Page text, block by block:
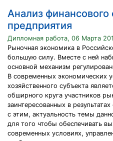
Анализ финансового
предприятия
Дипломная работа, 06 Марта
Рыночная экономика в
большую силу. Вместе с ней
основной механизм
В современных экономических
хозяйственного субъекта
обширного круга участников
заинтересованных в
с этим, актуальность темы
для того чтобы обеспечивать
современных условиях,